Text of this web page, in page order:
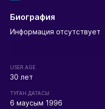
Биография
Информация отсутствует
USER.AGE
30 лет
ТУҒАН ДАТАСЫ
6 маусым 1996